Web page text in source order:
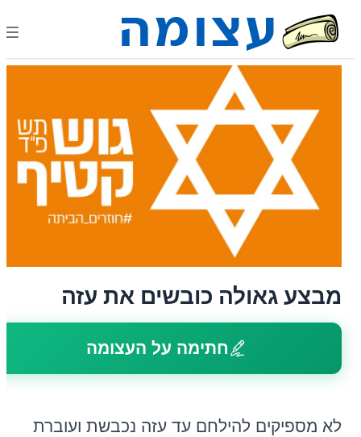
מבצע גאולה כובשים את עזה
חתימה על העצומה
לא מספיקים להילחם עד עזה נכבשת ועוברת